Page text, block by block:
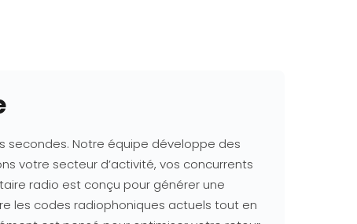
secondes. Notre équipe développe des
votre secteur d’activité, vos concurrents
radio est conçu pour générer une
les codes radiophoniques actuels tout en